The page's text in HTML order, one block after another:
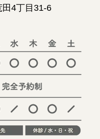
4丁目31-6